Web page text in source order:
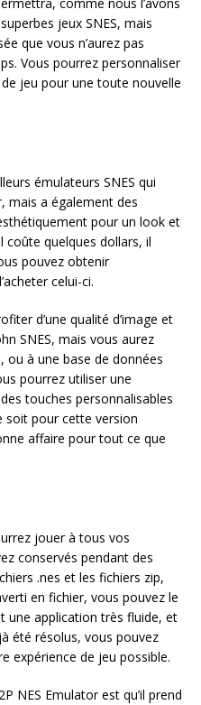
jeux SNES, mais
que vous n’aurez pas
Vous pourrez personnaliser
jeu pour une toute nouvelle
émulateurs SNES qui
mais a également des
pour un look et
coûte quelques dollars, il
pouvez obtenir
celui-ci.
d’une qualité d’image et
SNES, mais vous aurez
ou à une base de données
pourrez utiliser une
touches personnalisables
soit pour cette version
affaire pour tout ce que
jouer à tous vos
conservés pendant des
.nes et les fichiers zip,
en fichier, vous pouvez le
une application très fluide, et
été résolus, vous pouvez
expérience de jeu possible.
NES Emulator est qu’il prend